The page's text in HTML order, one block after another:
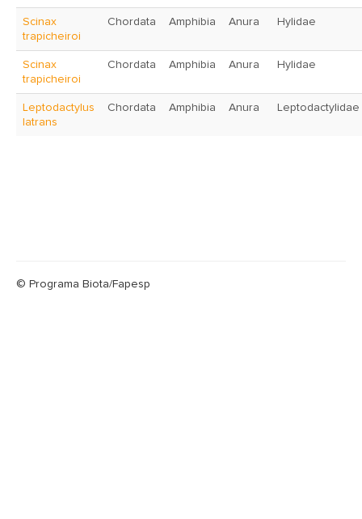
Scinax
trapicheiroi
Chordata Amphibia Anura Hylidae
Scinax
trapicheiroi
Chordata Amphibia Anura Hylidae
Leptodactylus
latrans
Chordata Amphibia Anura Leptodactylidae
© Programa Biota/Fapesp